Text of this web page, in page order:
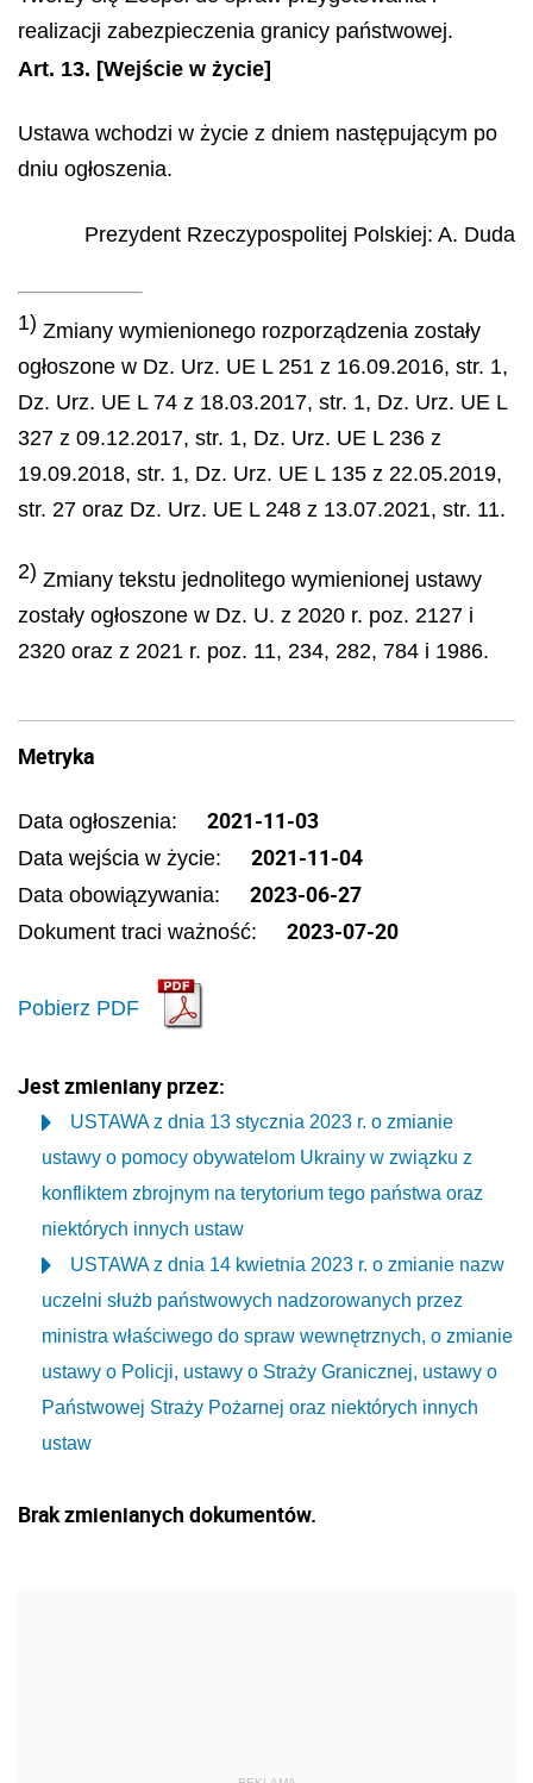
realizacji zabezpieczenia granicy państwowej.
Art. 13. [Wejście w życie]
Ustawa wchodzi w życie z dniem następującym po
dniu ogłoszenia.
Prezydent Rzeczypospolitej Polskiej: A. Duda
1) Zmiany wymienionego rozporządzenia zostały
ogłoszone w Dz. Urz. UE L 251 z 16.09.2016, str. 1,
Dz. Urz. UE L 74 z 18.03.2017, str. 1, Dz. Urz. UE L
327 z 09.12.2017, str. 1, Dz. Urz. UE L 236 z
19.09.2018, str. 1, Dz. Urz. UE L 135 z 22.05.2019,
str. 27 oraz Dz. Urz. UE L 248 z 13.07.2021, str. 11.
2) Zmiany tekstu jednolitego wymienionej ustawy
zostały ogłoszone w Dz. U. z 2020 r. poz. 2127 i
2320 oraz z 2021 r. poz. 11, 234, 282, 784 i 1986.
Metryka
Data ogłoszenia: 2021-11-03
Data wejścia w życie: 2021-11-04
Data obowiązywania: 2023-06-27
Dokument traci ważność: 2023-07-20
Pobierz PDF
Jest zmieniany przez:
USTAWA z dnia 13 stycznia 2023 r. o zmianie
ustawy o pomocy obywatelom Ukrainy w związku z
konfliktem zbrojnym na terytorium tego państwa oraz
niektórych innych ustaw
USTAWA z dnia 14 kwietnia 2023 r. o zmianie nazw
uczelni służb państwowych nadzorowanych przez
ministra właściwego do spraw wewnętrznych, o zmianie
ustawy o Policji, ustawy o Straży Granicznej, ustawy o
Państwowej Straży Pożarnej oraz niektórych innych
ustaw
Brak zmienianych dokumentów.